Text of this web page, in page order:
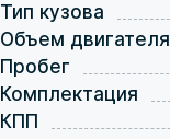
Тип кузова
Объем двигателя
Пробег
Комплектация
КПП